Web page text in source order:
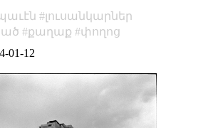
լուսանկարներ
քաղաք
փողոց
01-12